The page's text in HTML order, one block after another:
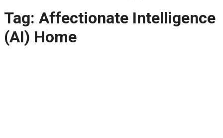
Tag: Affectionate Intelligence
(AI) Home